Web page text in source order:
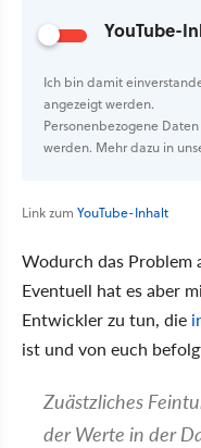
YouTube-
Ich bin damit
angezeigt werden.
Personenbezogene
werden. Mehr dazu in
Link zum YouTube-Inhalt
Wodurch das
Eventuell hat es aber
Entwickler zu tun, die
ist und von euch
Zuästzliches
der Werte in der